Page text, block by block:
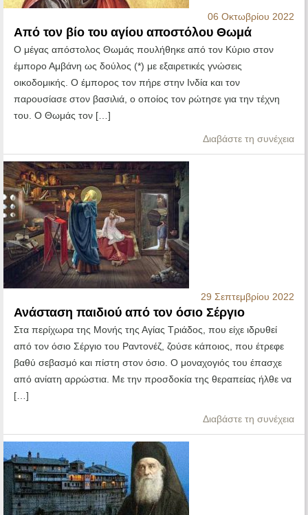
06 Οκτωβρίου 2022
Από τον βίο του αγίου αποστόλου Θωμά
Ο μέγας απόστολος Θωμάς πουλήθηκε από τον Κύριο στον
έμπορο Αμβάνη ως δούλος (*) με εξαιρετικές γνώσεις
οικοδομικής. Ο έμπορος τον πήρε στην Ινδία και τον
παρουσίασε στον βασιλιά, ο οποίος τον ρώτησε για την τέχνη
του. Ο Θωμάς τον […]
Διαβάστε τη συνέχεια
29 Σεπτεμβρίου 2022
Ανάσταση παιδιού από τον όσιο Σέργιο
Στα περίχωρα της Μονής της Αγίας Τριάδος, που είχε ιδρυθεί
από τον όσιο Σέργιο του Ραντονέζ, ζούσε κάποιος, που έτρεφε
βαθύ σεβασμό και πίστη στον όσιο. Ο μοναχογιός του έπασχε
από ανίατη αρρώστια. Με την προσδοκία της θεραπείας ήλθε να
[…]
Διαβάστε τη συνέχεια